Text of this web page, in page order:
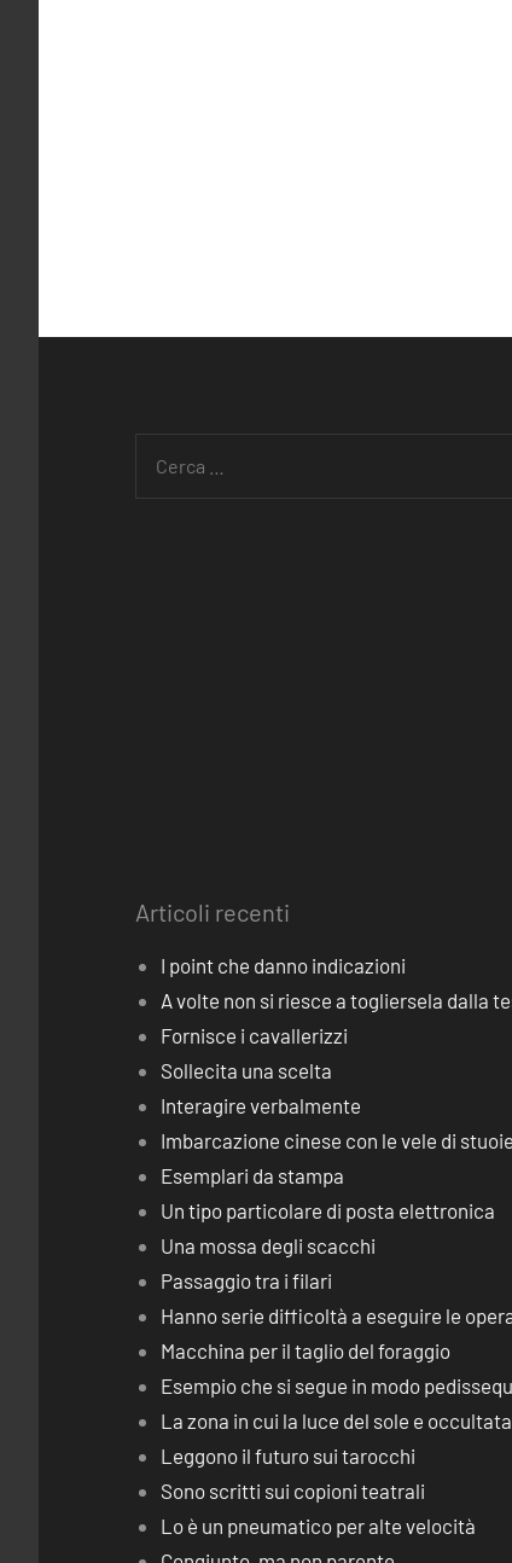
Articoli recenti
I point che danno indicazioni
A volte non si riesce a togliersela dalla
Fornisce i cavallerizzi
Sollecita una scelta
Interagire verbalmente
Imbarcazione cinese con le vele di stuoie
Esemplari da stampa
Un tipo particolare di posta elettronica
Una mossa degli scacchi
Passaggio tra i filari
Hanno serie difficoltà a eseguire le
Macchina per il taglio del foraggio
Esempio che si segue in modo
La zona in cui la luce del sole e
Leggono il futuro sui tarocchi
Sono scritti sui copioni teatrali
Lo è un pneumatico per alte velocità